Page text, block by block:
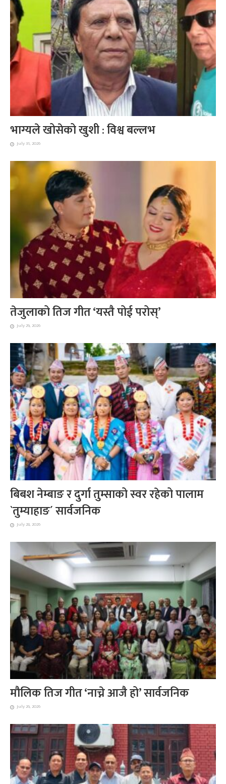
भाग्यले खोसेको खुशी : विश्व बल्लभ
July 31, 2026
तेजुलाको तिज गीत ‘यस्तै पोई परोस्’
July 29, 2026
बिबश नेम्बाङ र दुर्गा तुम्साको स्वर रहेको पालाम
`तुम्याहाङ´ सार्वजनिक
July 28, 2026
मौलिक तिज गीत ‘नाच्ने आजै हो’ सार्वजनिक
July 26, 2026